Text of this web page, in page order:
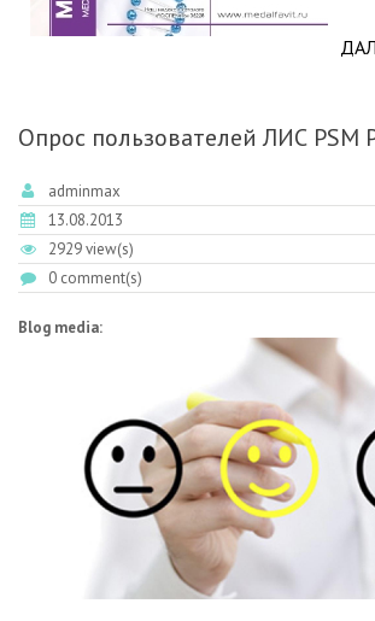
Опрос пользователей ЛИС PSM
adminmax
13.08.2013
2929 view(s)
0 comment(s)
Blog media: